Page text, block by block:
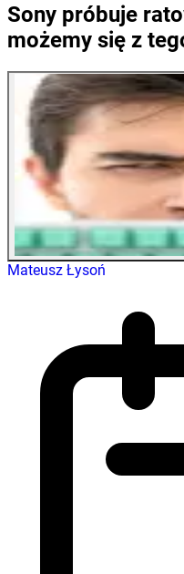
Sony próbuje
możemy się z
Mateusz Łysoń